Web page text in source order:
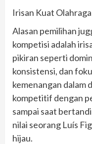
Irisan Kuat
Alasan pemilihan
kompetisi adalah
pikiran seperti
konsistensi, dan
kemenangan dalam
kompetitif dengan
sampai saat
nilai seorang Luís
hijau.